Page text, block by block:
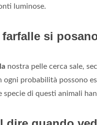
luminose.
farfalle si
nostra pelle cerca sale,
ogni probabilità possono
specie di questi animali